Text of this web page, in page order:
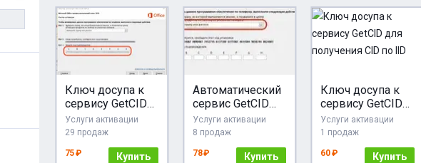
Ключ досупа к
сервису GetCID
для получения
CID по IID
Услуги активации
29 продаж
75 ₽ Купить
Автоматический
сервис GetCID
для получения
CID по IID
Услуги активации
8 продаж
78 ₽ Купить
Ключ досупа к
сервису GetCID
для получения
CID по IID
Услуги активации
1 продаж
60 ₽ Купить